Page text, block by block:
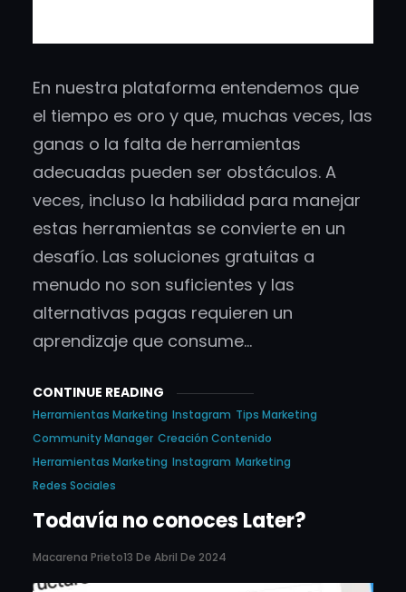
En nuestra plataforma entendemos que
el tiempo es oro y que, muchas veces, las
ganas o la falta de herramientas
adecuadas pueden ser obstáculos. A
veces, incluso la habilidad para manejar
estas herramientas se convierte en un
desafío. Las soluciones gratuitas a
menudo no son suficientes y las
alternativas pagas requieren un
aprendizaje que consume…
CONTINUE READING
Herramientas Marketing Instagram Tips Marketing
Community Manager Creación Contenido
Herramientas Marketing Instagram Marketing
Redes Sociales
Todavía no conoces Later?
Macarena Prieto13 De Abril De 2024